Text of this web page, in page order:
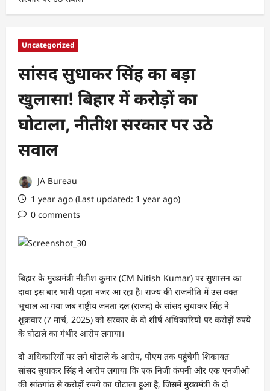
Uncategorized
सांसद सुधाकर सिंह का बड़ा
खुलासा! बिहार में करोड़ों का
घोटाला, नीतीश सरकार पर उठे
सवाल
JA Bureau
1 year ago (Last updated: 1 year ago)
0 comments
बिहार के मुख्यमंत्री नीतीश कुमार (CM Nitish Kumar) पर सुशासन का
दावा इस बार भारी पड़ता नजर आ रहा है। राज्य की राजनीति में उस वक्त
भूचाल आ गया जब राष्ट्रीय जनता दल (राजद) के सांसद सुधाकर सिंह ने
शुक्रवार (7 मार्च, 2025) को सरकार के दो शीर्ष अधिकारियों पर करोड़ों रुपये
के घोटाले का गंभीर आरोप लगाया।
दो अधिकारियों पर लगे घोटाले के आरोप, पीएम तक पहुंचेगी शिकायत
सांसद सुधाकर सिंह ने आरोप लगाया कि एक निजी कंपनी और एक एनजीओ
की सांठगांठ से करोड़ों रुपये का घोटाला हुआ है, जिसमें मुख्यमंत्री के दो